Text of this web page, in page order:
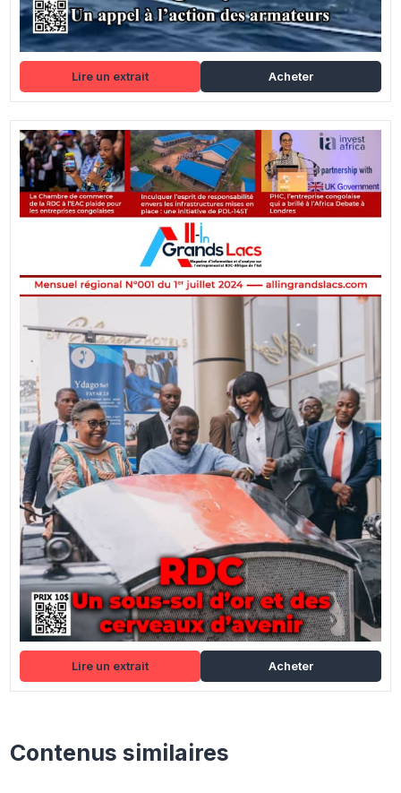
Lire un extrait Acheter
Lire un extrait Acheter
Contenus similaires